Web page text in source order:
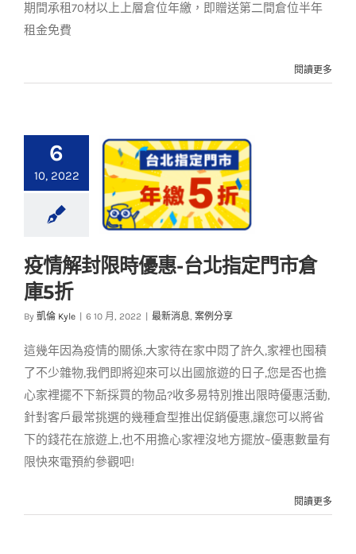
期間承租70材以上上層倉位年繳，即贈送第二間倉位半年
租金免費
閱讀更多
6
10, 2022
最新消息
疫情解封限時優惠-台北指定門市倉
庫5折
By 凱倫 Kyle 6 10 月, 2022 最新消息, 案例分享
這幾年因為疫情的關係,大家待在家中悶了許久,家裡也囤積
了不少雜物,我們即將迎來可以出國旅遊的日子,您是否也擔
心家裡擺不下新採買的物品?收多易特別推出限時優惠活動,
針對客戶最常挑選的幾種倉型推出促銷優惠,讓您可以將省
下的錢花在旅遊上,也不用擔心家裡沒地方擺放~優惠數量有
限快來電預約參觀吧!
閱讀更多